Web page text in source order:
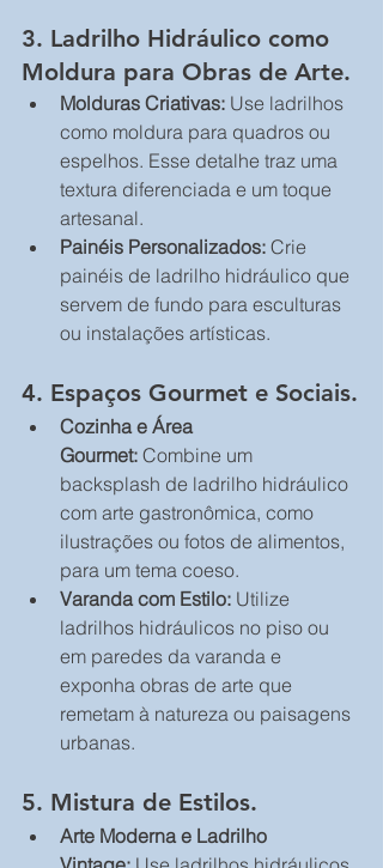
3. Ladrilho Hidráulico como
Moldura para Obras de Arte.
Molduras Criativas: Use ladrilhos
como moldura para quadros ou
espelhos. Esse detalhe traz uma
textura diferenciada e um toque
artesanal.
Painéis Personalizados: Crie
painéis de ladrilho hidráulico que
servem de fundo para esculturas
ou instalações artísticas.
4. Espaços Gourmet e Sociais.
Cozinha e Área
Gourmet: Combine um
backsplash de ladrilho hidráulico
com arte gastronômica, como
ilustrações ou fotos de alimentos,
para um tema coeso.
Varanda com Estilo: Utilize
ladrilhos hidráulicos no piso ou
em paredes da varanda e
exponha obras de arte que
remetam à natureza ou paisagens
urbanas.
5. Mistura de Estilos.
Arte Moderna e Ladrilho